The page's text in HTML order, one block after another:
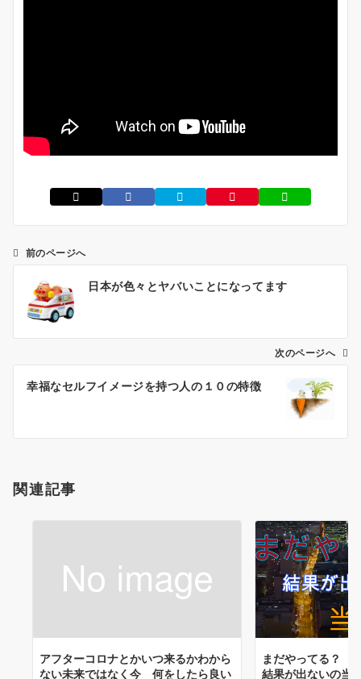
ン
前のページへ
日本が色々とヤバいことになってます
次のページへ
幸福なセルフイメージを持つ人の１０の特徴
関連記事
アフターコロナとかいつ来るかわから
ない未来ではなく今 何をしたら良い
まだや
結果が出ないの当